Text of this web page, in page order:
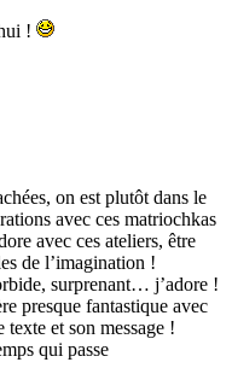
!
on est plutôt dans le
avec ces matriochkas
avec ces ateliers, être
de l’imagination !
surprenant… j’adore !
presque fantastique avec
texte et son message !
qui passe